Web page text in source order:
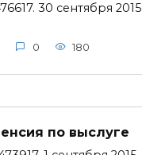
30 сентября 2015
0 180
по выслуге